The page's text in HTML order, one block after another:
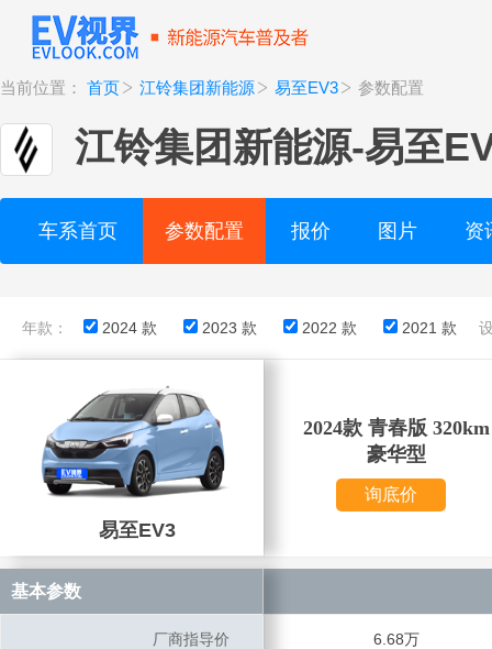
当前位置： 首页 江铃集团新能源 易至EV3 参数配置
江铃集团新能源-易至
车系首页 参数配置 报价 图片 资
年款： 2024 款 2023 款 2022 款 2021 款
易至EV3
易至EV3
2024款 青春版 320km
豪华型
询底价
基本参数
厂商指导价 6.68万
基本参数
厂商指导价